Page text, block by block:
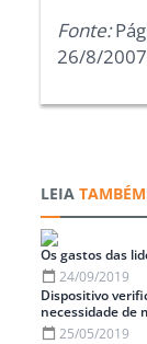
Fonte:
26/8/
Os gastos das
24/09/2019
Dispositivo
necessidade de
25/05/2019